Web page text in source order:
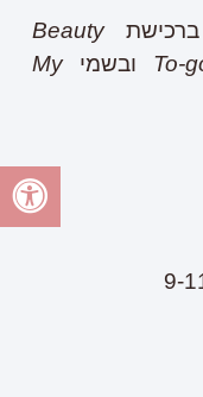
ברכישתBeauty
To- ובשמיMy